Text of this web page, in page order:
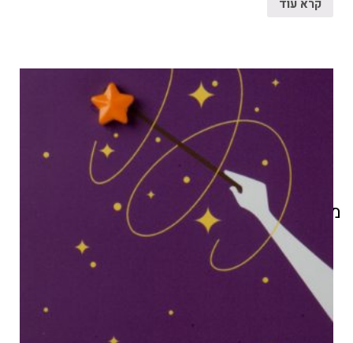
מוצרים קשורים
קרא עוד